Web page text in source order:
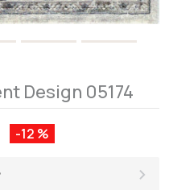
Design 05174
-12 %